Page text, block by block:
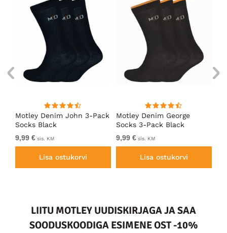
Motley Denim John 3-Pack
Socks Black
9,99 € sis. KM
Lisa ostukorvi
Motley Denim George
Socks 3-Pack Black
9,99 € sis. KM
Lisa ostukorvi
LIITU MOTLEY UUDISKIRJAGA JA SAA
SOODUSKOODIGA ESIMENE OST -10%